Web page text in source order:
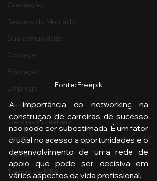
Graduação
Resumo do Mercado
Sua comunidade
Começar
Educação
Emprego
Gestão
Ciências Contábeis
Direito
Bancos
Turmas de MBA
Fonte: Freepik
A importância do networking na
construção de carreiras de sucesso
não pode ser subestimada. É um fator
crucial no acesso a oportunidades e o
desenvolvimento de uma rede de
apoio que pode ser decisiva em
vários aspectos da vida profissional.